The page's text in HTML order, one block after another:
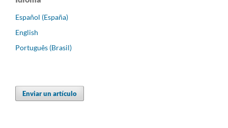
Español (España)
English
Português (Brasil)
Enviar un artículo